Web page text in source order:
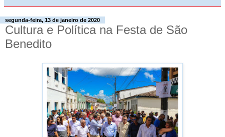
segunda-feira, 13 de janeiro de 2020
Cultura e Política na Festa de São
Benedito